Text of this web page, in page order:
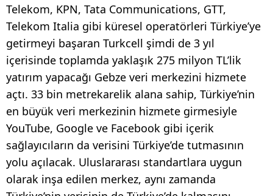
Telekom, KPN, Tata Communications, GTT,
Telekom Italia gibi küresel operatörleri Türkiye’ye
getirmeyi başaran Turkcell şimdi de 3 yıl
içerisinde toplamda yaklaşık 275 milyon TL’lik
yatırım yapacağı Gebze veri merkezini hizmete
açtı. 33 bin metrekarelik alana sahip, Türkiye’nin
en büyük veri merkezinin hizmete girmesiyle
YouTube, Google ve Facebook gibi içerik
sağlayıcıların da verisini Türkiye’de tutmasının
yolu açılacak. Uluslararası standartlara uygun
olarak inşa edilen merkez, aynı zamanda